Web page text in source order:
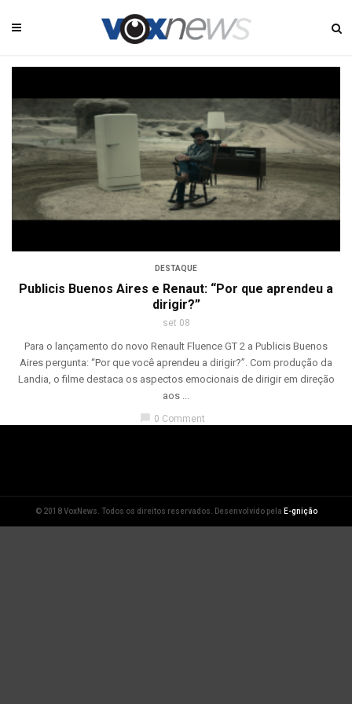
DESTAQUE
Publicis Buenos Aires e Renaut: “Por que aprendeu a
dirigir?”
set 08
Para o lançamento do novo Renault Fluence GT 2 a Publicis Buenos
Aires pergunta: “Por que você aprendeu a dirigir?”. Com produção da
Landia, o filme destaca os aspectos emocionais de dirigir em direção
aos ...
chat_bubble 0 Comment
© 2018 VoxNews. Todos os direitos reservados. Desenvolvido pela E-gnição